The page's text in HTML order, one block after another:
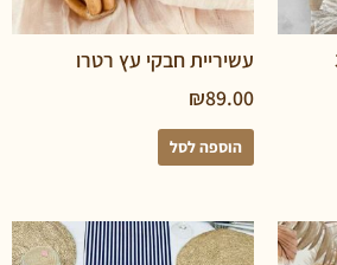
עשיריית חבקי עץ רטרו
₪
הוספה לסל